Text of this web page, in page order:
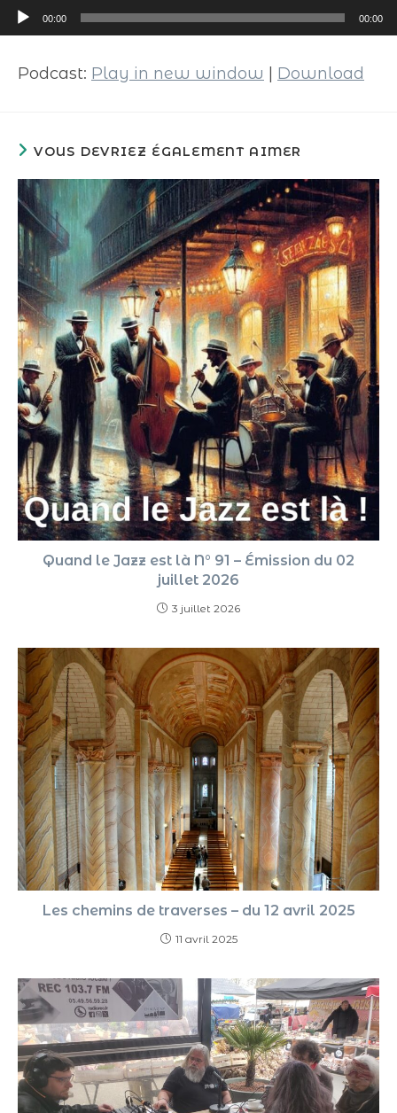
Lecteur
audio
00:00 00:00
Podcast: Play in new window Download
VOUS DEVRIEZ ÉGALEMENT AIMER
Quand le Jazz est là N° 91 – Émission du 02
juillet 2026
3 juillet 2026
Les chemins de traverses – du 12 avril 2025
11 avril 2025